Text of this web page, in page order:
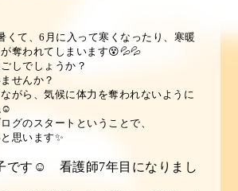
くて、6月に入って寒くなったり、寒暖
奪われてしまいます😵💦💦
しでしょうか？
せんか？
がら、気候に体力を奪われないように
☺️
グのスタートということで、
思います✨
です☺️ 看護師7年目になりまし